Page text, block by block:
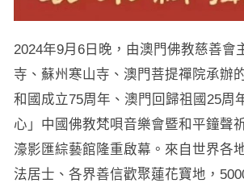
2024年9月6日晚，由澳門佛教慈善會
寺、蘇州寒山寺、澳門菩提禪院承辦
和國成立75周年、澳門回歸祖國25周
心」中國佛教梵唄音樂會暨和平鐘聲
濠影匯綜藝館隆重啟幕。來自世界各
法居士、各界善信歡聚蓮花寶地，